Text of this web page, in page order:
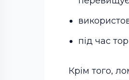
під час
Крім того,